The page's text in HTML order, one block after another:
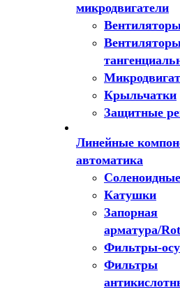
микродвигатели
Крыльчатки
Защитные
Линейные
автоматика
Катушки
Запорная
арматура/
Фильтры-
Фильтры